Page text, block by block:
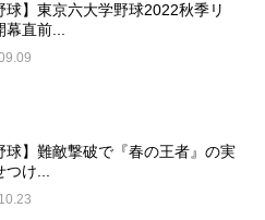
球】東京六大学野球2022秋季リ
直前...
球】難敵撃破で『春の王者』の実
け...